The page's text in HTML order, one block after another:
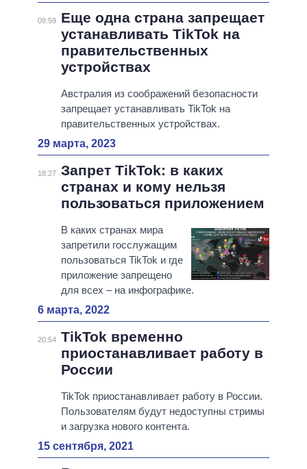
09:59
Еще одна страна запрещает
устанавливать TikTok на
правительственных
устройствах
Австралия из соображений безопасности
запрещает устанавливать TikTok на
правительственных устройствах.
29 марта, 2023
18:27 Запрет TikTok: в каких
странах и кому нельзя
пользоваться приложением
В каких странах мира
запретили госслужащим
пользоваться TikTok и где
приложение запрещено
для всех – на инфографике.
6 марта, 2022
20:54 TikTok временно
приостанавливает работу в
России
TikTok приостанавливает работу в России.
Пользователям будут недоступны стримы
и загрузка нового контента.
15 сентября, 2021